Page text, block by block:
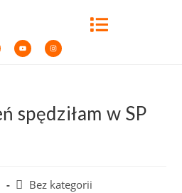
spędziłam w SP
Bez kategorii